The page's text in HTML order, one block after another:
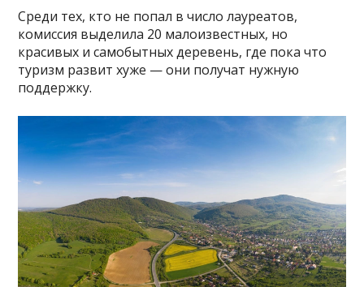
Среди тех, кто не попал в число лауреатов,
комиссия выделила 20 малоизвестных, но
красивых и самобытных деревень, где пока что
туризм развит хуже — они получат нужную
поддержку.